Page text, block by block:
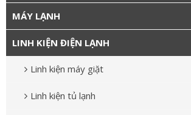
MÁY LẠNH
LINH KIỆN ĐIỆN LẠNH
Linh kiện máy giặt
Linh kiện tủ lạnh